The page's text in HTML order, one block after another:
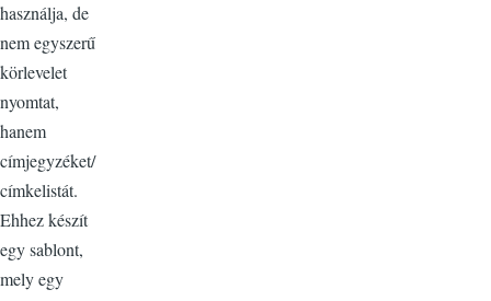
használja, de
nem egyszerű
körlevelet
nyomtat,
hanem
címjegyzéket/
címkelistát.
Ehhez készít
egy sablont,
mely egy